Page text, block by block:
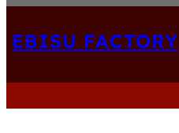
容
ス
EBISU FACTORY